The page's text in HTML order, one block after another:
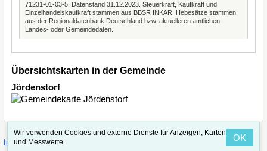
71231-01-03-5, Datenstand 31.12.2023. Steuerkraft, Kaufkraft und
Einzelhandelskaufkraft stammen aus BBSR INKAR. Hebesätze stammen
aus der Regionaldatenbank Deutschland bzw. aktuelleren amtlichen
Landes- oder Gemeindedaten.
Übersichtskarten in der Gemeinde
Jördenstorf
Impressum·Straßenindex
Wir verwenden Cookies und externe Dienste für Anzeigen, Karten
und Messwerte.
OK